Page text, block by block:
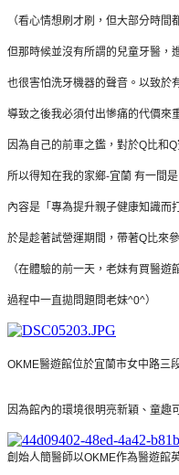
（看心情想刷才刷，但大部分時間
但那時候並沒有所謂的兒童牙醫，
也很害怕洗牙機器的聲音。以致於
導致之後我必須付出慘痛的代價來
因為自己的前車之鑑，對於Q比和
所以得知在我的家鄉-宜蘭 有一間
內容是「 專為提升親子健康知識而
於是趁著試營運期間， 帶著Q比來
（在體驗的前一天， 老妹有買醫遊
過程中一直拋問題問老妹^0^）
OKME醫遊館位於宜蘭市女中路三
因為館內的環境很明亮新穎、童趣
創始人簡醫師以OKME作為醫遊館